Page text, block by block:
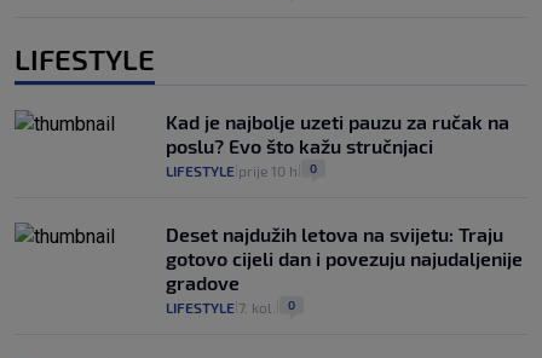
LIFESTYLE
Kad je najbolje uzeti pauzu za ručak na
poslu? Evo što kažu stručnjaci
LIFESTYLE prije 10 h 0
Deset najdužih letova na svijetu: Traju
gotovo cijeli dan i povezuju najudaljenije
gradove
LIFESTYLE 7. kol. 0